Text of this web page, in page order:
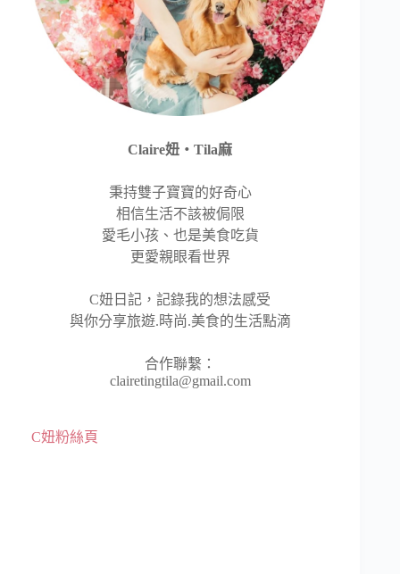
Claire妞‧Tila麻
秉持雙子寶寶的好奇心
相信生活不該被侷限
愛毛小孩、也是美食吃貨
更愛親眼看世界
C妞日記，記錄我的想法感受
與你分享旅遊.時尚.美食的生活點滴
合作聯繫：
clairetingtila@gmail.com
C妞粉絲頁